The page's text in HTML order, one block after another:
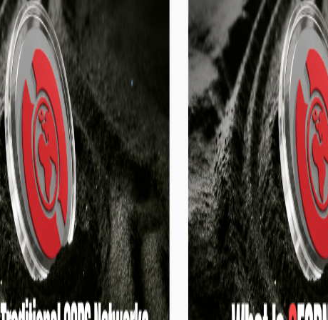
реальному світі.